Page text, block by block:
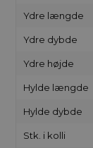
Ydre længde
Ydre dybde
Ydre højde
Hylde længde
Hylde dybde
Stk. i kolli